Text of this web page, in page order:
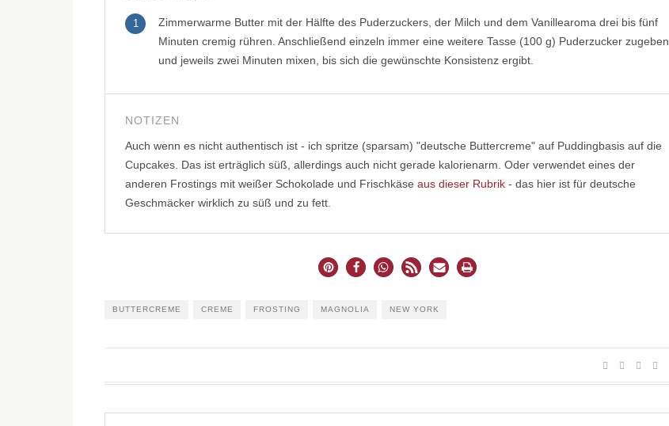
1
Zimmerwarme Butter mit der Hälfte des Puderzuckers, der Milch und dem Vanillearoma drei bis fünf
Minuten cremig rühren. Anschließend einzeln immer eine weitere Tasse (100 g) Puderzucker zugeben
und jeweils zwei Minuten mixen, bis sich die gewünschte Konsistenz ergibt.
NOTIZEN
Auch wenn es nicht authentisch ist - ich spritze (sparsam) "deutsche Buttercreme" auf Puddingbasis auf die
Cupcakes. Das ist erträglich süß, allerdings auch nicht gerade kalorienarm. Oder verwendet eines der
anderen Frostings mit weißer Schokolade und Frischkäse aus dieser Rubrik - das hier ist für deutsche
Geschmäcker wirklich zu süß und zu fett.
BUTTERCREME CREME FROSTING MAGNOLIA NEW YORK